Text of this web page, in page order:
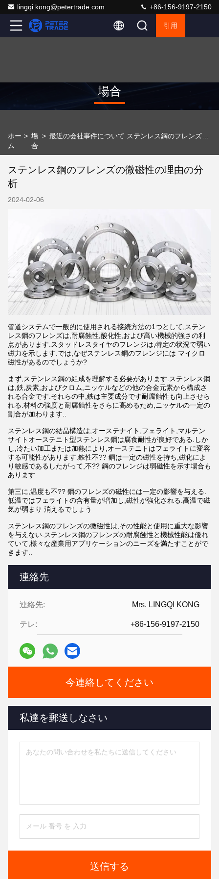
lingqi.kong@petertrade.com +86-156-9197-2150
引用
場合
ホー
ム
> 場
合
>
連絡先
連絡先: Mrs. LINGQI KONG
テレ: +86-156-9197-2150
今連絡してください
私達を郵送しなさい
送信する
ステンレス鋼のフレンズの微磁性の理由の分
析
2024-02-06
管道システムで一般的に使用される接続方法の1つとして,ステン
レス鋼のフレンズは,耐腐蝕性,酸化性,および高い機械的強さの利
点があります.スタッドレスタイヤのフレンジは,特定の状況で弱い
磁力を示します.では,なぜステンレス鋼のフレンジには マイクロ
磁性があるのでしょうか?
まず,ステンレス鋼の組成を理解する必要があります.ステンレス鋼
は,鉄,炭素,およびクロム,ニッケルなどの他の合金元素から構成さ
れる合金です.それらの中,鉄は主要成分です耐腐蝕性も向上させら
れる.材料の強度と耐腐蝕性をさらに高めるため,ニッケルの一定の
割合が加わります..
ステンレス鋼の結晶構造は,オーステナイト,フェライト,マルテン
サイトオーステニト型ステンレス鋼は腐食耐性が良好である.しか
し,冷たい加工または加熱により,オーステニトはフェライトに変容
する可能性があります.鉄性不?? 鋼は一定の磁性を持ち,磁化によ
り敏感であるしたがって,不?? 鋼のフレンジは弱磁性を示す場合も
あります.
第三に,温度も不?? 鋼のフレンズの磁性には一定の影響を与える.
低温ではフェライトの含有量が増加し,磁性が強化される.高温で磁
気が弱まり 消えるでしょう
ステンレス鋼のフレンズの微磁性は,その性能と使用に重大な影響
を与えない.ステンレス鋼のフレンズの耐腐蝕性と機械性能は優れ
ていて,様々な産業用アプリケーションのニーズを満たすことがで
きます..